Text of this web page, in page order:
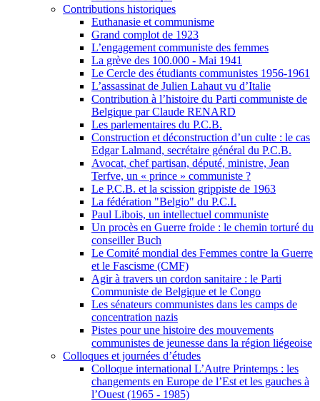
Contributions historiques
Euthanasie et communisme
Grand complot de 1923
L’engagement communiste des femmes
La grève des 100.000 - Mai 1941
Le Cercle des étudiants communistes 1956-1961
L’assassinat de Julien Lahaut vu d’Italie
Contribution à l’histoire du Parti communiste de
Belgique par Claude RENARD
Les parlementaires du P.C.B.
Construction et déconstruction d’un culte : le cas
Edgar Lalmand, secrétaire général du P.C.B.
Avocat, chef partisan, député, ministre, Jean
Terfve, un « prince » communiste ?
Le P.C.B. et la scission grippiste de 1963
La fédération "Belgio" du P.C.I.
Paul Libois, un intellectuel communiste
Un procès en Guerre froide : le chemin torturé du
conseiller Buch
Le Comité mondial des Femmes contre la Guerre
et le Fascisme (CMF)
Agir à travers un cordon sanitaire : le Parti
Communiste de Belgique et le Congo
Les sénateurs communistes dans les camps de
concentration nazis
Pistes pour une histoire des mouvements
communistes de jeunesse dans la région liégeoise
Colloques et journées d’études
Colloque international L’Autre Printemps : les
changements en Europe de l’Est et les gauches à
l’Ouest (1965 - 1985)